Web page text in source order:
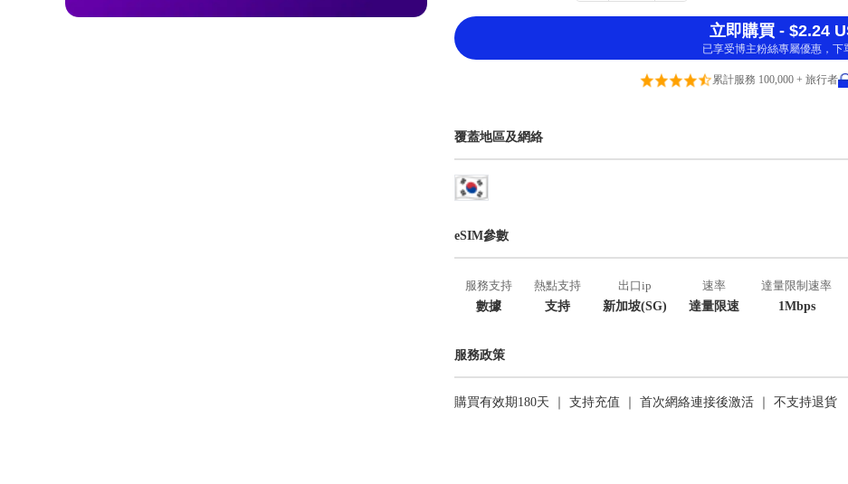
立即購買 - $2.24
已享受博主粉絲專屬優惠，下
累計服務 100,000 + 旅行者
覆蓋地區及網絡
eSIM參數
服務支持
數據
熱點支持
支持
出口ip
新加坡(SG)
速率
達量限速
達量限制速率
1Mbps
服務政策
購買有效期180天 ｜ 支持充值 ｜ 首次網絡連接後激活 ｜ 不支持退貨